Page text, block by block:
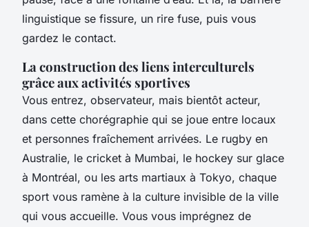
linguistique se fissure, un rire fuse, puis vous
gardez le contact.
La construction des liens interculturels
grâce aux activités sportives
Vous entrez, observateur, mais bientôt acteur,
dans cette chorégraphie qui se joue entre locaux
et personnes fraîchement arrivées. Le rugby en
Australie, le cricket à Mumbai, le hockey sur glace
à Montréal, ou les arts martiaux à Tokyo, chaque
sport vous ramène à la culture invisible de la ville
qui vous accueille. Vous vous imprégnez de